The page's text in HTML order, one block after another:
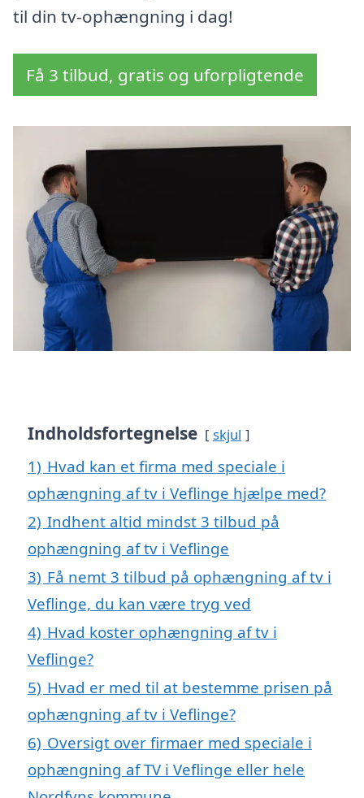
til din tv-ophængning i dag!
Få 3 tilbud, gratis og uforpligtende
Indholdsfortegnelse skjul
1) Hvad kan et firma med speciale i
ophængning af tv i Veflinge hjælpe med?
2) Indhent altid mindst 3 tilbud på
ophængning af tv i Veflinge
3) Få nemt 3 tilbud på ophængning af tv i
Veflinge, du kan være tryg ved
4) Hvad koster ophængning af tv i
Veflinge?
5) Hvad er med til at bestemme prisen på
ophængning af tv i Veflinge?
6) Oversigt over firmaer med speciale i
ophængning af TV i Veflinge eller hele